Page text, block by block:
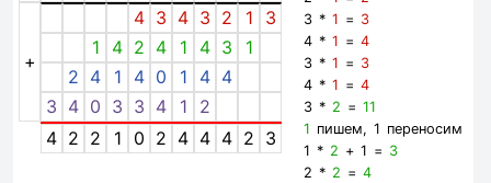
+
4 3 4 3 2 1
3
1
4 2 4 1 4 3
1
2 4 1 4 0 1 4 4
3 4 0 3 3 4 1
2
4 2 2 1 0 2 4 4 4 2 3
3 *1 = 3
4 *1 =4
3 *1 = 3
4 *1 =4
3 * 2 =11
1 пишем, 1 переносим
1 * 2 + 1 = 3
2 * 2 =4